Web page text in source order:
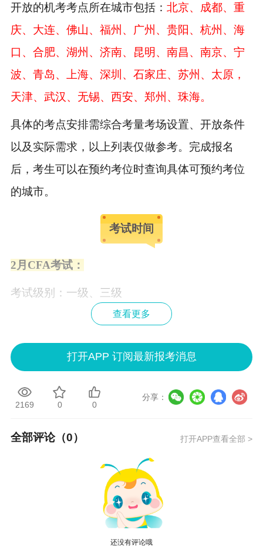
开放的机考考点所在城市包括： 北京、成都、重
庆、大连、佛山、福州、广州、贵阳、杭州、海
口、合肥、湖州、济南、昆明、南昌、南京、宁
波、青岛、上海、深圳、石家庄、苏州、太原，
天津、武汉、无锡、西安、郑州、珠海。
具体的考点安排需综合考量考场设置、开放条件
以及实际需求，以上列表仅做参考。完成报名
后，考生可以在预约考位时查询具体可预约考位
的城市。
考试时间
2月CFA考试：
考试级别：一级、三级
CFA一级考试
CFA三级考试时间：2024年2月15日-2月18日
5月CFA考试
考试级别：一级、二级
CFA一级考试时间：2024年5月15日-5月21日
CFA二级考试时间：2024年5月22日-5月26日
查看更多
打开APP 订阅最新报考消息
2169 0 0
分享：
全部评论（0） 打开APP查看全部 >
还没有评论哦